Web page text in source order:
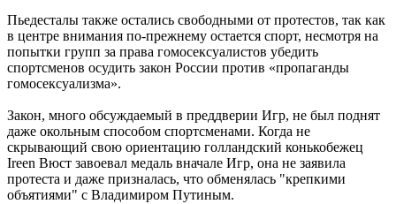
Пьедесталы также остались свободными от протестов, так как
в центре внимания по-прежнему остается спорт, несмотря на
попытки групп за права гомосексуалистов убедить
спортсменов осудить закон России против «пропаганды
гомосексуализма».
Закон, много обсуждаемый в преддверии Игр, не был поднят
даже окольным способом спортсменами. Когда не
скрывающий свою ориентацию голландский конькобежец
Ireen Вюст завоевал медаль вначале Игр, она не заявила
протеста и даже призналась, что обменялась "крепкими
объятиями" с Владимиром Путиным.